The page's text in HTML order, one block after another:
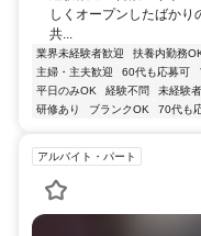
しくオープンしたばか
共...
業界未経験者歓迎 扶養内勤務
主婦・主夫歓迎
60代も応募可
平日のみOK
経験不問 未経験
研修あり
ブランクOK 70代も
アルバイト・パート